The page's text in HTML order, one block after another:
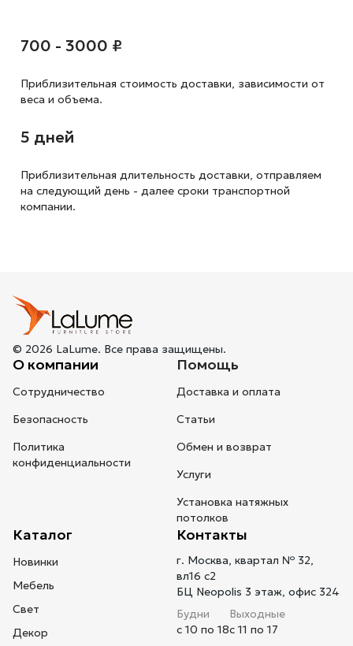
700 - 3000 ₽
Приблизительная стоимость доставки, зависимости от
веса и объема.
5 дней
Приблизительная длительность доставки, отправляем
на следующий день - далее сроки транспортной
компании.
© 2026 LaLume. Все права защищены.
О компании
Сотрудничество
Безопасность
Политика
конфиденциальности
Помощь
Доставка и оплата
Статьи
Обмен и возврат
Услуги
Установка натяжных
потолков
Каталог
Новинки
Мебель
Свет
Декор
Контакты
г. Москва, квартал № 32,
вл16 с2
БЦ Neopolis 3 этаж, офис 324
Будни
с 10 по 18
Выходные
с 11 по 17